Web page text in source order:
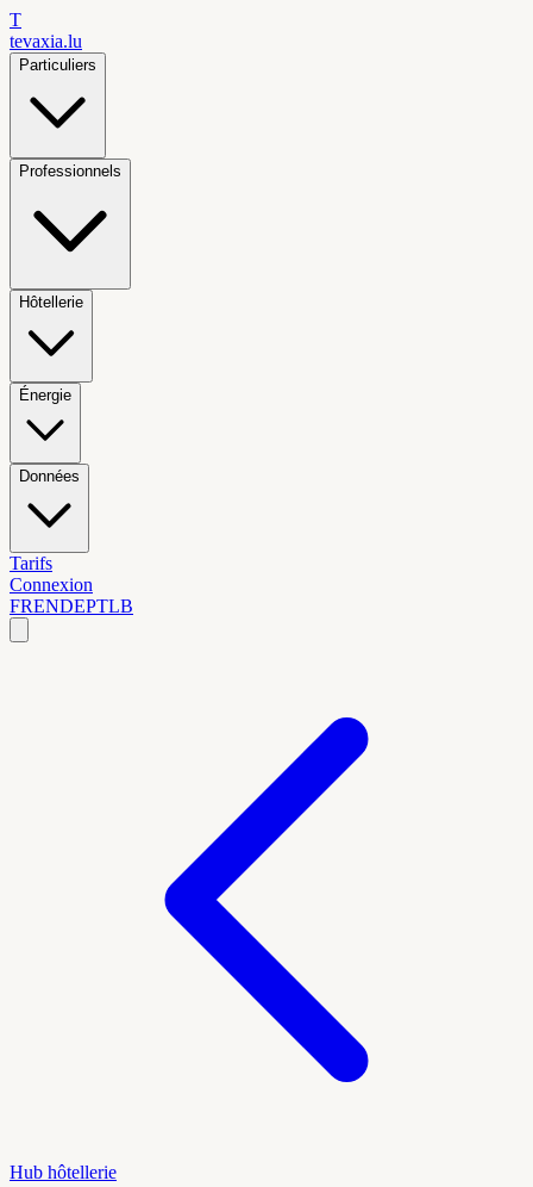
T
tevaxia.lu
Particuliers
Professionnels
Hôtellerie
Énergie
Données
Tarifs
Connexion
FRENDEPTLB
Hub hôtellerie